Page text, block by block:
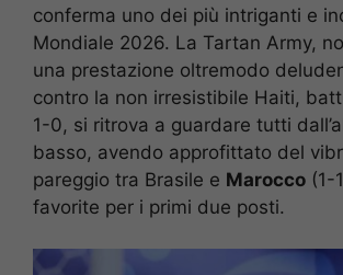
conferma uno dei più intriganti e
Mondiale 2026. La Tartan Army,
una prestazione oltremodo
contro la non irresistibile Haiti,
1-0, si ritrova a guardare tutti
basso, avendo approfittato del
pareggio tra Brasile e Marocco (1-
favorite per i primi due posti.